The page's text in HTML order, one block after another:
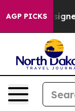
AGP PICKS
Designed a